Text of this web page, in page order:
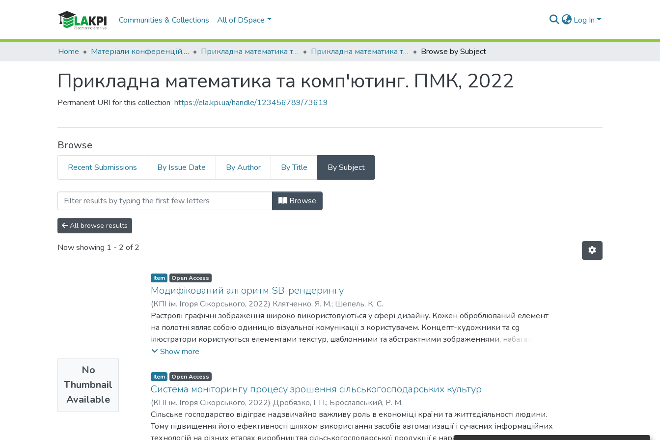
Communities & Collections All of DSpace Log In
Home Матеріали конференцій, семінарів і т.п. Прикладна математика та комп'ютинг. ПМК Прикладна математика та комп'ютинг. ПМК, 2022 Browse by Subject
Прикладна математика та комп'ютинг. ПМК, 2022
Permanent URI for this collection https://ela.kpi.ua/handle/123456789/73619
Browse
Recent Submissions By Issue Date By Author By Title By Subject
Browsing Прикладна математика та комп'ютинг. ПМК, 2022 by Subject "004.051"
Browse
All browse results
Now showing 1 - 2 of 2
No
Thumbnail
Available
Item Open Access
Модифікований алгоритм SB-рендерингу
(КПІ ім. Ігоря Сікорського, 2022) Клятченко, Я. М.; Шепель, К. С.
Растрові графічні зображення широко використовуються у сфері дизайну. Кожен оброблюваний елемент
на полотні являє собою одиницю візуальної комунікації з користувачем. Концепт-художники та cg
ілюстратори користуються елементами текстур, шаблонними та абстрактними зображеннями, набагато
частіше ніж реалістичними. Стилізація зображення надає можливість дизайнеру під час редагування
Show more
Item Open Access
Система моніторингу процесу зрошення сільськогосподарських культур
(КПІ ім. Ігоря Сікорського, 2022) Дробязко, І. П.; Брославський, Р. М.
Сільське господарство відіграє надзвичайно важливу роль в економіці країни та життєдіяльності людини.
Тому підвищення його ефективності шляхом використання засобів автоматизації і сучасних інформаційних